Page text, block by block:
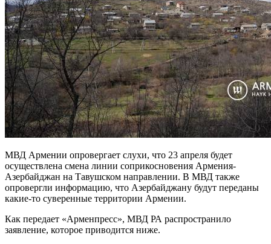
МВД Армении опровергает слухи, что 23 апреля будет
осуществлена ​​смена линии соприкосновения Армения-
Азербайджан на Тавушском направлении. В МВД также
опровергли информацию, что Азербайджану будут переданы
какие-то суверенные территории Армении.
Как передает «Арменпресс», МВД РА распространило
заявление, которое приводится ниже.